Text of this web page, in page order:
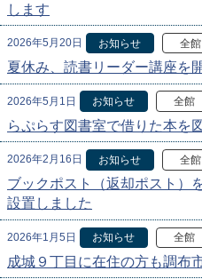
します
2026年5月20日 お知らせ 全館
夏休み、読書リーダー講座を
2026年5月1日 お知らせ 全館
らぷらす図書室で借りた本を
2026年2月16日 お知らせ 全館
ブックポスト（返却ポスト）
設置しました
2026年1月5日 お知らせ 全館
成城９丁目に在住の方も調布